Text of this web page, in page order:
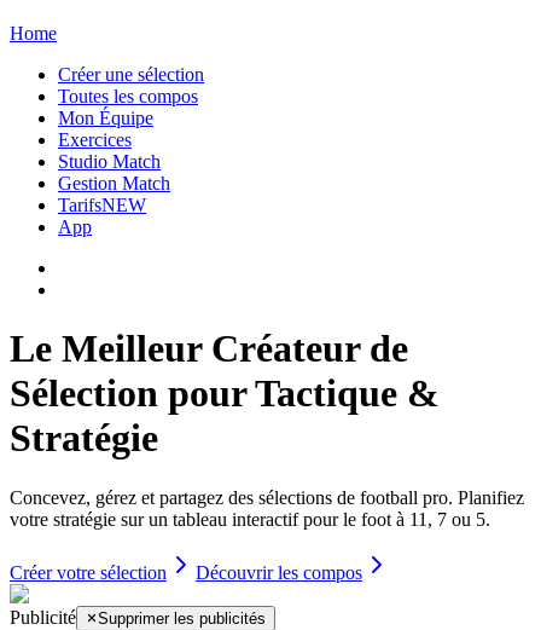
Home
Créer une sélection
Toutes les compos
Mon Équipe
Exercices
Studio Match
Gestion Match
TarifsNEW
App
Le Meilleur Créateur de
Sélection pour Tactique &
Stratégie
Concevez, gérez et partagez des sélections de football pro. Planifiez
votre stratégie sur un tableau interactif pour le foot à 11, 7 ou 5.
Créer votre sélection Découvrir les compos
Publicité Supprimer les publicités